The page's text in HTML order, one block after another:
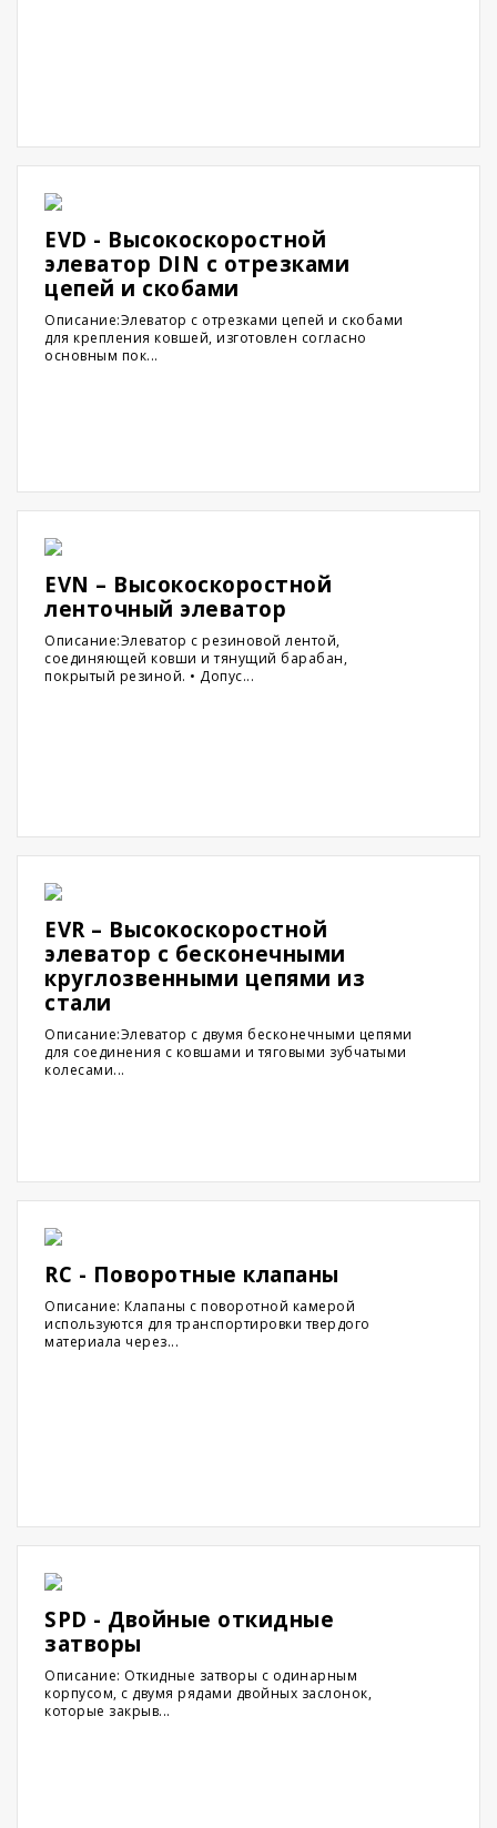
EVD - Высокоскоростной
элеватор DIN с отрезками
цепей и скобами
Описание:Элеватор с отрезками цепей и скобами
для крепления ковшей, изготовлен согласно
основным пок...
EVN – Высокоскоростной
ленточный элеватор
Описание:Элеватор с резиновой лентой,
соединяющей ковши и тянущий барабан,
покрытый резиной. • Допус...
EVR – Высокоскоростной
элеватор с бесконечными
круглозвенными цепями из
стали
Описание:Элеватор с двумя бесконечными цепями
для соединения с ковшами и тяговыми зубчатыми
колесами...
RC - Поворотные клапаны
Описание: Клапаны с поворотной камерой
используются для транспортировки твердого
материала через...
SPD - Двойные откидные
затворы
Описание: Откидные затворы с одинарным
корпусом, с двумя рядами двойных заслонок,
которые закрыв...